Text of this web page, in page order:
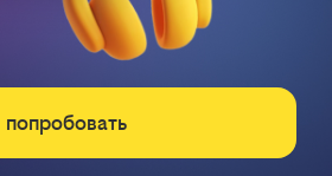
попробовать